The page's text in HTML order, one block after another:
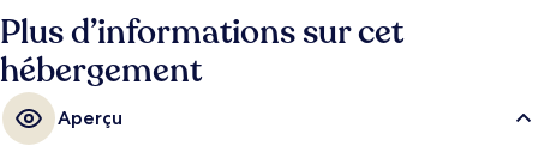
Plus d’informations sur cet
hébergement
Aperçu